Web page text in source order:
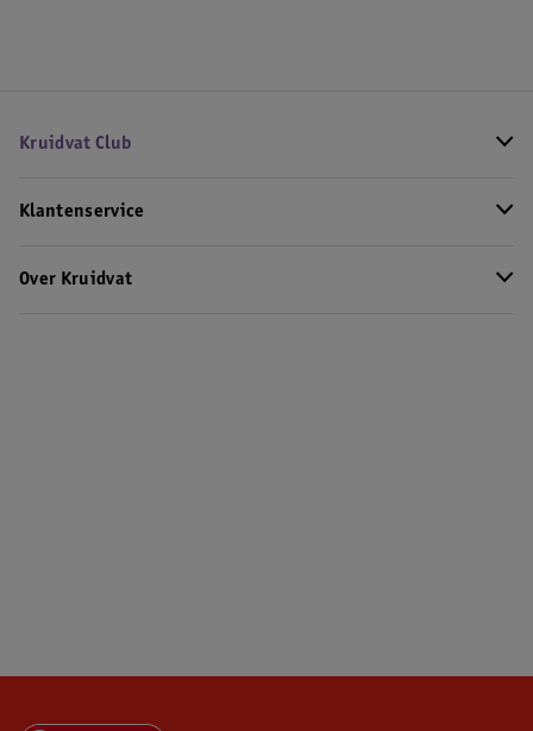
Kruidvat Club
Klantenservice
Over Kruidvat